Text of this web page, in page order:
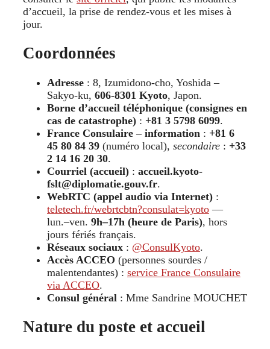
d’accueil, la prise de rendez-vous et les mises à
jour.
Coordonnées
Adresse : 8, Izumidono-cho, Yoshida –
Sakyo-ku, 606-8301 Kyoto, Japon.
Borne d’accueil téléphonique (consignes en
cas de catastrophe) : +81 3 5798 6099.
France Consulaire – information : +81 6
45 80 84 39 (numéro local), secondaire : +33
2 14 16 20 30.
Courriel (accueil) : accueil.kyoto-
fslt@diplomatie.gouv.fr.
WebRTC (appel audio via Internet) :
teletech.fr/webrtcbtn?consulat=kyoto —
lun.–ven. 9h–17h (heure de Paris), hors
jours fériés français.
Réseaux sociaux : @ConsulKyoto.
Accès ACCEO (personnes sourdes /
malentendantes) : service France Consulaire
via ACCEO.
Consul général : Mme Sandrine MOUCHET
Nature du poste et accueil